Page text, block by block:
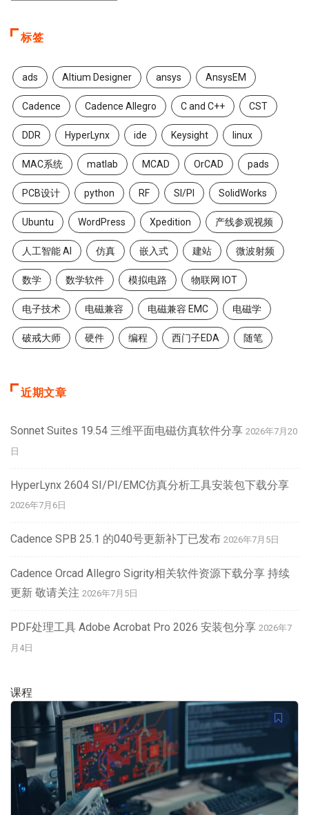
标签
ads Altium Designer ansys AnsysEM
Cadence Cadence Allegro C and C++ CST
DDR HyperLynx ide Keysight linux
MAC系统 matlab MCAD OrCAD pads
PCB设计 python RF SI/PI SolidWorks
Ubuntu WordPress Xpedition 产线参观视频
人工智能 AI 仿真 嵌入式 建站 微波射频
数学 数学软件 模拟电路 物联网 IOT
电子技术 电磁兼容 电磁兼容 EMC 电磁学
破戒大师 硬件 编程 西门子EDA 随笔
近期文章
Sonnet Suites 19.54 三维平面电磁仿真软件分享 2026年7月20
日
HyperLynx 2604 SI/PI/EMC仿真分析工具安装包下载分享
2026年7月6日
Cadence SPB 25.1 的040号更新补丁已发布 2026年7月5日
Cadence Orcad Allegro Sigrity相关软件资源下载分享 持续
更新 敬请关注 2026年7月5日
PDF处理工具 Adobe Acrobat Pro 2026 安装包分享 2026年7
月4日
课程